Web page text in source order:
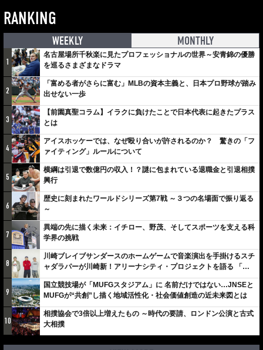
RANKING
WEEKLY MONTHLY
1
名古屋場所千秋楽に見たプロフェッショナルの世界～安青錦の優勝
を巡るさまざまなドラマ
2
「富める者がさらに富む」MLBの資本主義と、日本プロ野球が踏み
出せない一歩
3
【前園真聖コラム】イラクに負けたことで日本代表に起きたプラス
とは
4
アイスホッケーでは、なぜ殴り合いが許されるのか？ 驚きの「フ
ァイティング」ルールについて
5
横綱は引退で数億円の収入！？謎に包まれている退職金と引退相撲
興行
6
歴史に刻まれたワールドシリーズ第7戦 ～３つの名場面で振り返る
～
7
異端の先に描く未来：イチロー、野茂、そしてスポーツを支える科
学界の挑戦
8
川崎ブレイブサンダースのホームゲームで音楽演出を手掛けるスチ
ャダラパーが川崎新！アリーナシティ・プロジェクトを語る 「楽
しみでしかないでしょ。川崎は、ずっと成長曲線だから」
9
国立競技場が「MUFGスタジアム」に 名前だけではない…JNSEと
MUFGが“共創”し描く地域活性化・社会価値創造の近未来図とは
10
相撲協会で3倍以上増えたもの ～時代の要請、ロンドン公演と古式
大相撲